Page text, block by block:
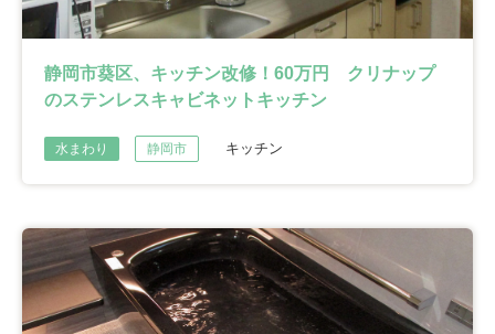
静岡市葵区、キッチン改修！60万円 クリナップ
のステンレスキャビネットキッチン
水まわり 静岡市 キッチン